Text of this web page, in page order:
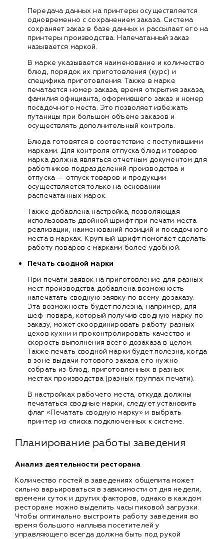
Передача данных на принтеры осуществляется
одновременно с сохранением заказа. Система
сохраняет заказ в базе данных и рассылает его на
принтеры производства. Напечатанный заказ
называется маркой.
В марке указывается наименование и количество
блюд, порядок их приготовления (курс) и
специфика приготовления. Также в марке
печатается номер заказа, время открытия заказа,
фамилия официанта, оформившего заказ и номер
посадочного места. Это позволяет избежать
путаницы при большом объеме заказов и
осуществлять дополнительный контроль.
Блюда готовятся в соответствие с поступившими
марками. Для контроля отпуска блюд и товаров
марка должна являться отчетным документом для
работников подразделений производства и
отпуска — отпуск товаров и продукции
осуществляется только на основании
распечатанных марок.
Также добавлена настройка, позволяющая
использовать двойной шрифт при печати места
реализации, наименований позиций и посадочного
места в марках. Крупный шрифт помогает сделать
работу поваров с марками более удобной.
Печать сводной марки
При печати заявок на приготовление для разных
мест производства добавлена возможность
напечатать сводную заявку по всему дозаказу.
Эта возможность будет полезна, например, для
шеф-повара, который получив сводную марку по
заказу, может скоординировать работу разных
цехов кухни и проконтролировать качество и
скорость выполнения всего дозаказа в целом.
Также печать сводной марки будет полезна, когда
в зоне выдачи готового заказа его нужно
собрать из блюд, приготовленных в разных
местах производства (разных группах печати).
В настройках рабочего места, откуда должны
печататься сводные марки, следует установить
флаг «Печатать сводную марку» и выбрать
принтер из списка подключенных к системе.
Планирование работы заведения
Анализ деятельности ресторана
Количество гостей в заведениях общепита может
сильно варьироваться в зависимости от дня недели,
времени суток и других факторов, однако в каждом
ресторане можно выделить часы пиковой загрузки.
Чтобы оптимально выстроить работу заведения во
время большого наплыва посетителей у
управляющего всегда должна быть под рукой